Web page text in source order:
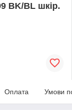
BK/BL шкір.
Оплата Умови